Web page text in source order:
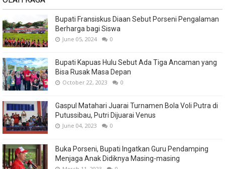
Bupati Fransiskus Diaan Sebut Porseni Pengalaman
Berharga bagi Siswa
June 05, 2024 0
Bupati Kapuas Hulu Sebut Ada Tiga Ancaman yang
Bisa Rusak Masa Depan
October 22, 2023 0
Gaspul Matahari Juarai Turnamen Bola Voli Putra di
Putussibau, Putri Dijuarai Venus
June 04, 2023 0
Buka Porseni, Bupati Ingatkan Guru Pendamping
Menjaga Anak Didiknya Masing-masing